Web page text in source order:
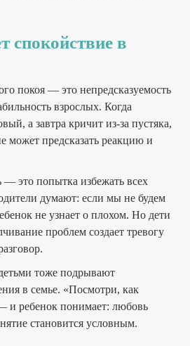
спокойствие в
покоя — это непредсказуемость
взрослых. Когда
а завтра кричит из-за пустяка,
может предсказать реакцию и
это попытка избежать всех
думают: если мы не будем
не узнает о плохом. Но дети
проблем создает тревогу
тоже подрывают
в семье. «Посмотри, как
и ребенок понимает: любовь
становится условным.